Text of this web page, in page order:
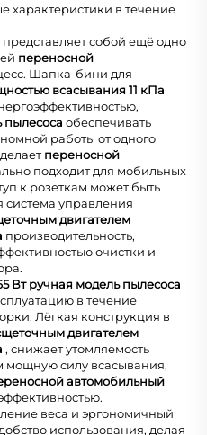
характеристики в течение
собой ещё одно
переносной
Шапка-бини для
всасывания 11 кПа
пылесоса обеспечивать
работы от одного
переносной
подходит для мобильных
к розеткам может быть
система управления
двигателем
производительность,
очистки и
Вт ручная модель пылесоса
в течение
Лёгкая конструкция в
двигателем
, снижает утомляемость
мощную силу всасывания,
автомобильный
веса и эргономичный
использования, делая